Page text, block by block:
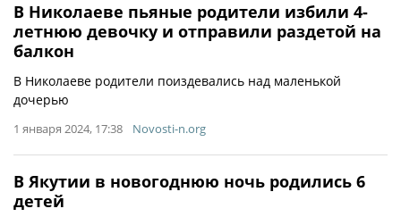
В Николаеве пьяные родители избили 4-
летнюю девочку и отправили раздетой на
балкон
В Николаеве родители поиздевались над маленькой
дочерью
1 января 2024, 17:38 Novosti-n.org
В Якутии в новогоднюю ночь родились 6
детей